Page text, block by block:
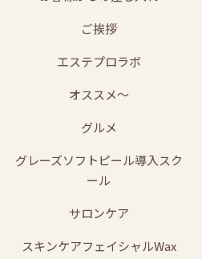
ご挨拶
エステプロラボ
オススメ～
グルメ
グレーズソフトピール導入スク
ール
サロンケア
スキンケアフェイシャルWax